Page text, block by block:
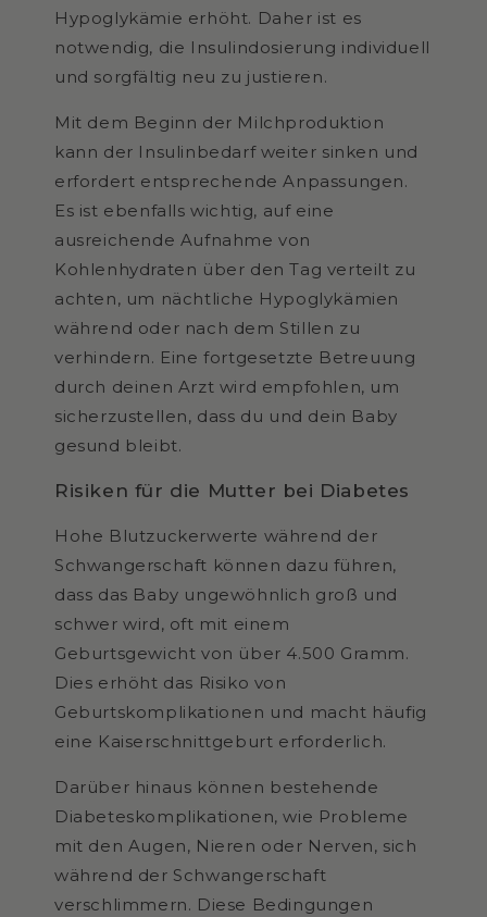
Hypoglykämie erhöht. Daher ist es
notwendig, die Insulindosierung individuell
und sorgfältig neu zu justieren.
Mit dem Beginn der Milchproduktion
kann der Insulinbedarf weiter sinken und
erfordert entsprechende Anpassungen.
Es ist ebenfalls wichtig, auf eine
ausreichende Aufnahme von
Kohlenhydraten über den Tag verteilt zu
achten, um nächtliche Hypoglykämien
während oder nach dem Stillen zu
verhindern. Eine fortgesetzte Betreuung
durch deinen Arzt wird empfohlen, um
sicherzustellen, dass du und dein Baby
gesund bleibt.
Risiken für die Mutter bei Diabetes
Hohe Blutzuckerwerte während der
Schwangerschaft können dazu führen,
dass das Baby ungewöhnlich groß und
schwer wird, oft mit einem
Geburtsgewicht von über 4.500 Gramm.
Dies erhöht das Risiko von
Geburtskomplikationen und macht häufig
eine Kaiserschnittgeburt erforderlich.
Darüber hinaus können bestehende
Diabeteskomplikationen, wie Probleme
mit den Augen, Nieren oder Nerven, sich
während der Schwangerschaft
verschlimmern. Diese Bedingungen